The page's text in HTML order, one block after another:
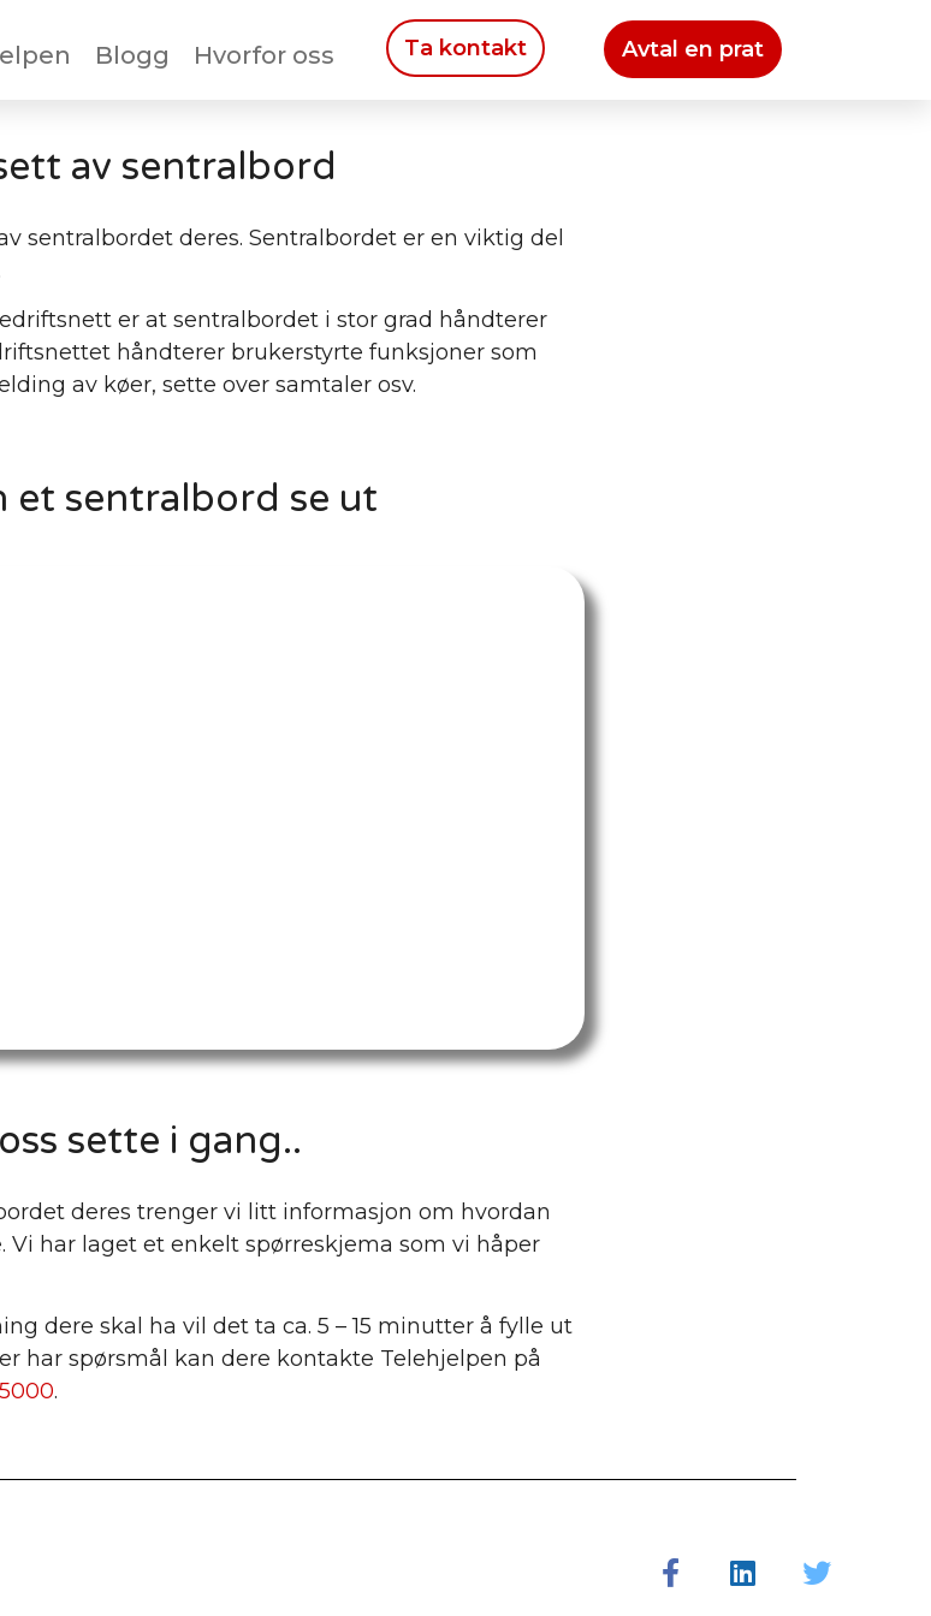
Blogg Hvorfor oss Ta kontakt Avtal en prat
av sentralbord
sentralbordet deres. Sentralbordet er en viktig del
er at sentralbordet i stor grad håndterer
håndterer brukerstyrte funksjoner som
av køer, sette over samtaler osv.
et sentralbord se ut
sette i gang..
deres trenger vi litt informasjon om hvordan
Vi har laget et enkelt spørreskjema som vi håper
dere skal ha vil det ta ca. 5 – 15 minutter å fylle ut
har spørsmål kan dere kontakte Telehjelpen på
.